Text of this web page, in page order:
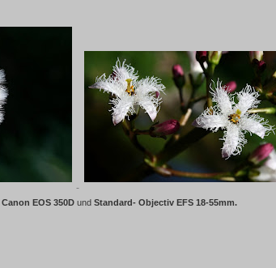
Canon EOS 350D und Standard- Objectiv EFS 18-55mm.